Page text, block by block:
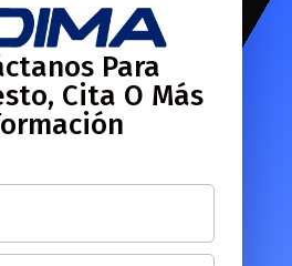
Para
Cita O Más